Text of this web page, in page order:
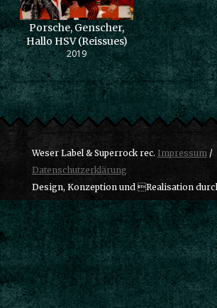
Porsche, Genscher,
Hallo HSV (Reissues)
2019
Weser Label & Superrock rec. Impressum/
Datenschutzerklärung
Design, Konzeption und Realisation